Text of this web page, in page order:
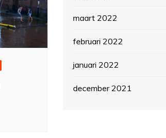
maart 2022
februari 2022
januari 2022
december 2021